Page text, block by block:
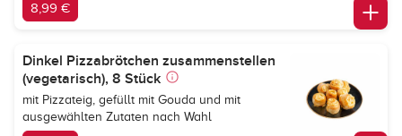
8,99 €
Dinkel Pizzabrötchen zusammenstellen
(vegetarisch), 8 Stück
mit Pizzateig, gefüllt mit Gouda und mit
ausgewählten Zutaten nach Wahl